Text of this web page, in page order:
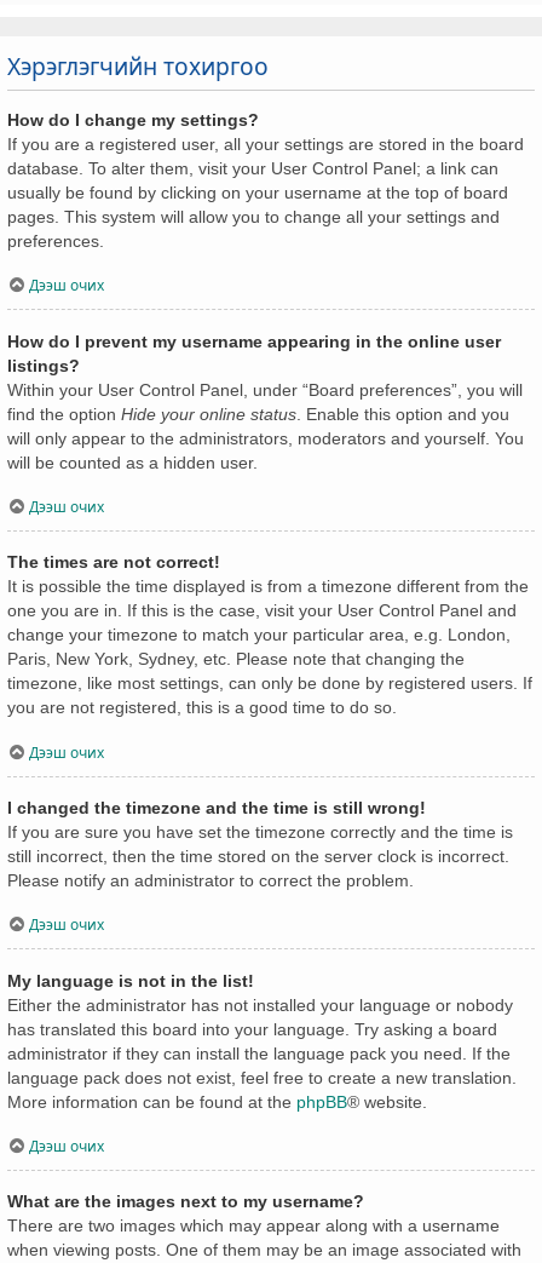
Хэрэглэгчийн тохиргоо
How do I change my settings?
If you are a registered user, all your settings are stored in the board
database. To alter them, visit your User Control Panel; a link can
usually be found by clicking on your username at the top of board
pages. This system will allow you to change all your settings and
preferences.
Дээш очих
How do I prevent my username appearing in the online user
listings?
Within your User Control Panel, under “Board preferences”, you will
find the option Hide your online status . Enable this option and you
will only appear to the administrators, moderators and yourself. You
will be counted as a hidden user.
Дээш очих
The times are not correct!
It is possible the time displayed is from a timezone different from the
one you are in. If this is the case, visit your User Control Panel and
change your timezone to match your particular area, e.g. London,
Paris, New York, Sydney, etc. Please note that changing the
timezone, like most settings, can only be done by registered users. If
you are not registered, this is a good time to do so.
Дээш очих
I changed the timezone and the time is still wrong!
If you are sure you have set the timezone correctly and the time is
still incorrect, then the time stored on the server clock is incorrect.
Please notify an administrator to correct the problem.
Дээш очих
My language is not in the list!
Either the administrator has not installed your language or nobody
has translated this board into your language. Try asking a board
administrator if they can install the language pack you need. If the
language pack does not exist, feel free to create a new translation.
More information can be found at the phpBB® website.
Дээш очих
What are the images next to my username?
There are two images which may appear along with a username
when viewing posts. One of them may be an image associated with